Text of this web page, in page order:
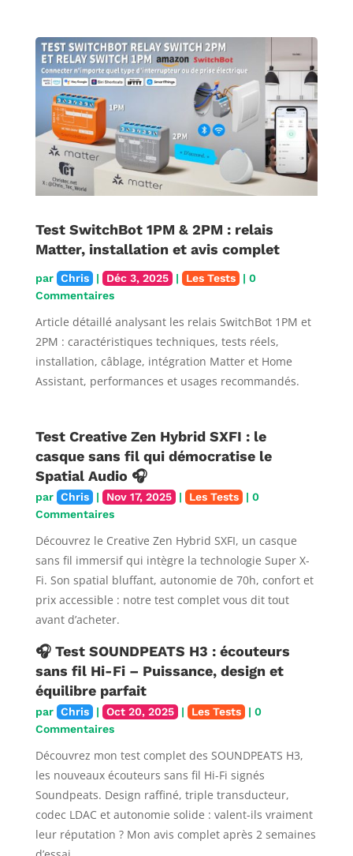
Test SwitchBot 1PM & 2PM : relais
Matter, installation et avis complet
par Chris | Déc 3, 2025 | Les Tests | 0
Commentaires
Article détaillé analysant les relais SwitchBot 1PM et
2PM : caractéristiques techniques, tests réels,
installation, câblage, intégration Matter et Home
Assistant, performances et usages recommandés.
Test Creative Zen Hybrid SXFI : le
casque sans fil qui démocratise le
Spatial Audio 🎧
par Chris | Nov 17, 2025 | Les Tests | 0
Commentaires
Découvrez le Creative Zen Hybrid SXFI, un casque
sans fil immersif qui intègre la technologie Super X-
Fi. Son spatial bluffant, autonomie de 70h, confort et
prix accessible : notre test complet vous dit tout
avant d’acheter.
🎧 Test SOUNDPEATS H3 : écouteurs
sans fil Hi-Fi – Puissance, design et
équilibre parfait
par Chris | Oct 20, 2025 | Les Tests | 0
Commentaires
Découvrez mon test complet des SOUNDPEATS H3,
les nouveaux écouteurs sans fil Hi-Fi signés
Soundpeats. Design raffiné, triple transducteur,
codec LDAC et autonomie solide : valent-ils vraiment
leur réputation ? Mon avis complet après 2 semaines